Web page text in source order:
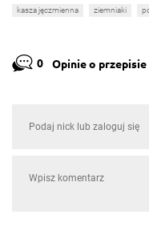
kasza jęczmienna
ziemniaki
0 Opinie o przepisie